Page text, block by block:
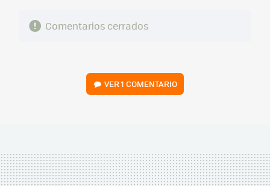
Comentarios cerrados
VER1 COMENTARIO